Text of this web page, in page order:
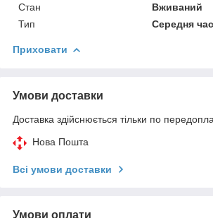
Стан
Вживаний
Тип
Середня
Приховати
Умови доставки
Доставка здійснюється тільки по
Нова Пошта
Всі умови доставки
Умови оплати